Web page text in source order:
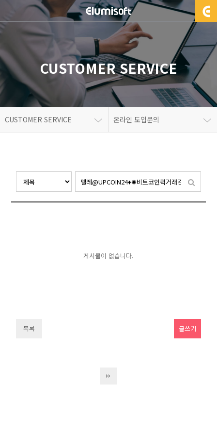
CUSTOMER SERVICE
CUSTOMER SERVICE 온라인 도입문의
게시물이 없습니다.
목록 글쓰기